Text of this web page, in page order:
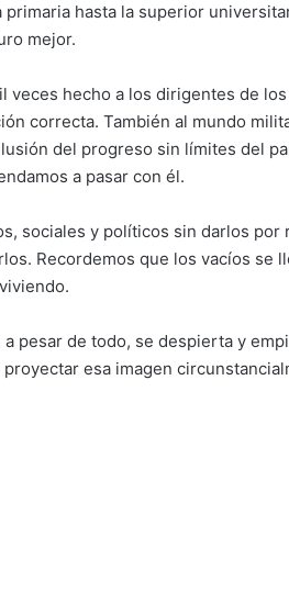
hasta la superior
mejor.
veces hecho a los dirigentes de
correcta. También al mundo
del progreso sin límites del
a pasar con él.
sociales y políticos sin darlos
Recordemos que los vacíos se
pesar de todo, se despierta y
esa imagen